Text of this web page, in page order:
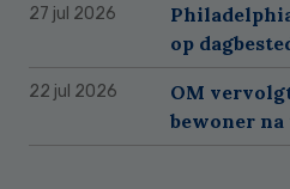
27 jul 2026
op
22 jul 2026
OM
bewoner na